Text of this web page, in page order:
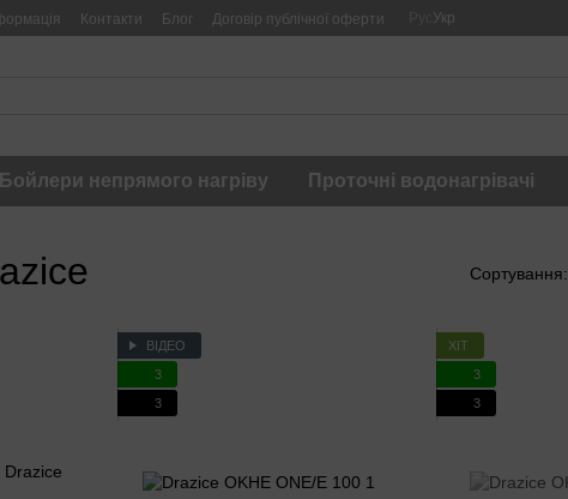
Контакти Блог Договір публічної оферти Укр
Бойлери непрямого нагріву Проточні водонагрівачі
Сортування:
ВІДЕО
3
3
ХІТ
3
3